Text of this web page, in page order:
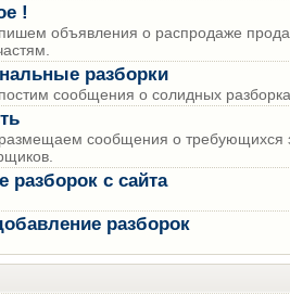
!
объявления о распродаже
разборки
сообщения о солидных
сообщения о требующихся
разборок с сайта
разборок